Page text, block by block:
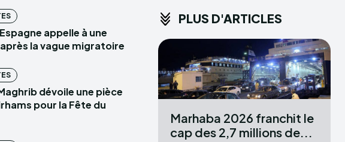
appelle à une
la vague migratoire
dévoile une pièce
pour la Fête du
PLUS D'ARTICLES
Marhaba 2026 franchit le
cap des 2,7 millions de...